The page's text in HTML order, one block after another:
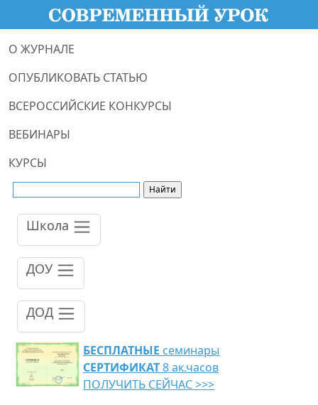
О ЖУРНАЛЕ
ОПУБЛИКОВАТЬ СТАТЬЮ
ВСЕРОССИЙСКИЕ КОНКУРСЫ
ВЕБИНАРЫ
КУРСЫ
Школа
ДОУ
ДОД
БЕСПЛАТНЫЕ семинары
СЕРТИФИКАТ8 ак.часов
ПОЛУЧИТЬ СЕЙЧАС >>>